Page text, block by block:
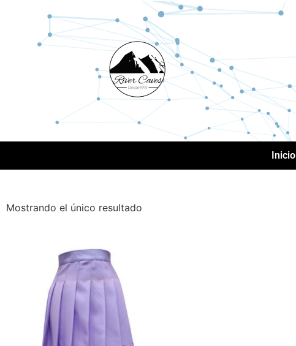
Inicio
Mostrando el único resultado